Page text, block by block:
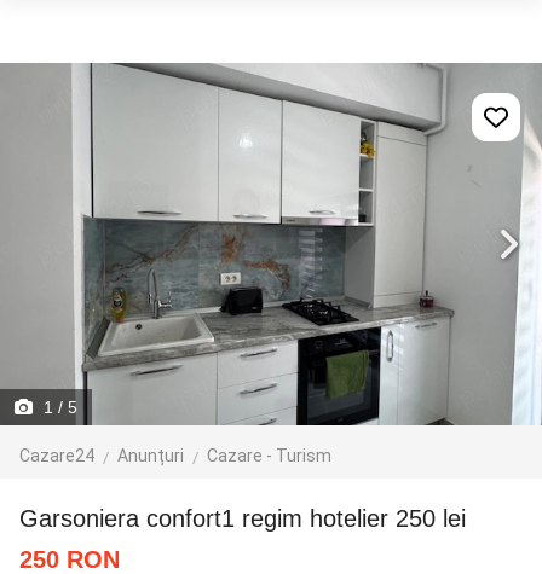
1 / 5
Cazare24 Anunțuri Cazare - Turism
garsoniera confort1 regim hotelier 250 lei
250 RON